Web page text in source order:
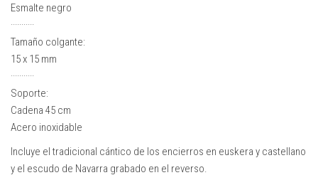
Esmalte negro
···········
Tamaño colgante:
15 x 15 mm
···········
Soporte:
Cadena 45 cm
Acero inoxidable
Incluye el tradicional cántico de los encierros en euskera y castellano
y el escudo de Navarra grabado en el reverso.